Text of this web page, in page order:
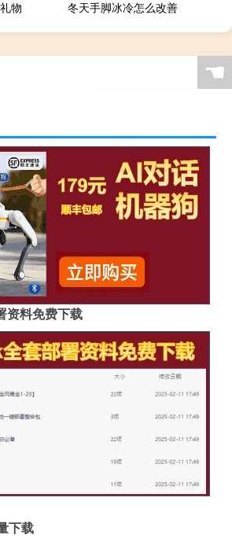
物 冬天手脚冰冷怎么改善
☚
资料免费下载
下载